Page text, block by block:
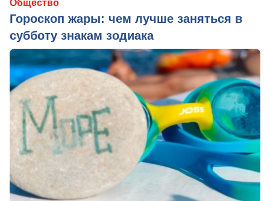
Общество
Гороскоп жары: чем лучше заняться в
субботу знакам зодиака